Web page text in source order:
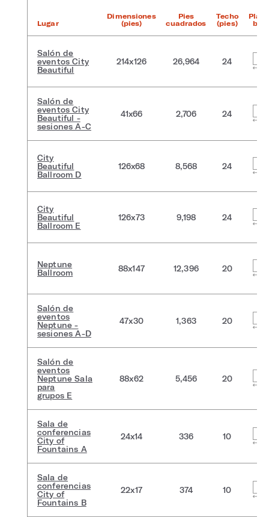
Lugar
Dimensiones
(pies)
Pies
cuadrados
Techo
(pies)
Salón de
eventos City
Beautiful
214x126 26,964 24
Salón de
eventos City
Beautiful -
sesiones A-C
41x66 2,706 24
City
Beautiful
Ballroom D
126x68 8,568 24
City
Beautiful
Ballroom E
126x73 9,198 24
Neptune
Ballroom
88x147 12,396 20
Salón de
eventos
Neptune -
sesiones A-D
47x30 1,363 20
Salón de
eventos
Neptune Sala
para
grupos E
88x62 5,456 20
Sala de
conferencias
City of
Fountains A
24x14 336 10
Sala de
conferencias
City of
Fountains B
22x17 374 10